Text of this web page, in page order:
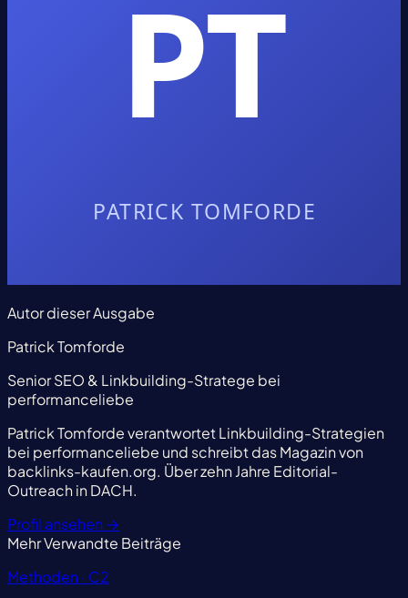
Autor dieser Ausgabe
Patrick Tomforde
Senior SEO & Linkbuilding-Stratege bei
performanceliebe
Patrick Tomforde verantwortet Linkbuilding-Strategien
bei performanceliebe und schreibt das Magazin von
backlinks-kaufen.org. Über zehn Jahre Editorial-
Outreach in DACH.
Profil ansehen →
MehrVerwandte Beiträge
Methoden · C2